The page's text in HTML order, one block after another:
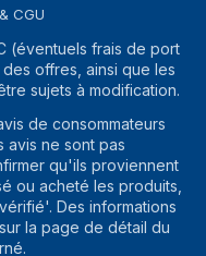
CGU
(éventuels frais de port
offres, ainsi que les
sujets à modification.
de consommateurs
avis ne sont pas
qu'ils proviennent
ou acheté les produits,
Des informations
la page de détail du